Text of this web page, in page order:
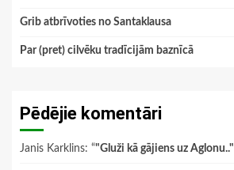
Grib atbrīvoties no Santaklausa
Par (pret) cilvēku tradīcijām baznīcā
Pēdējie komentāri
Janis Karklins: “"Gluži kā gājiens uz Aglonu.."